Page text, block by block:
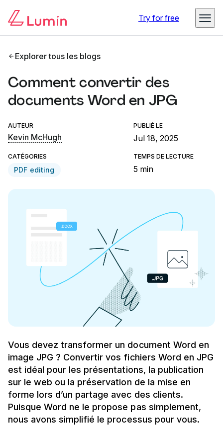
Try for free
Explorer tous les blogs
Comment convertir des
documents Word en JPG
AUTEUR
Kevin McHugh
PUBLIÉ LE
Jul 18, 2025
CATÉGORIES
PDF editing
TEMPS DE LECTURE
5 min
Vous devez transformer un document Word en
image JPG ? Convertir vos fichiers Word en JPG
est idéal pour les présentations, la publication
sur le web ou la préservation de la mise en
forme lors d’un partage avec des clients.
Puisque Word ne le propose pas simplement,
nous avons simplifié le processus pour vous.